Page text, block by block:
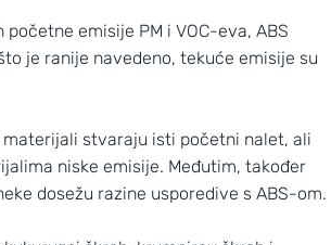
emisije PM i VOC-eva, ABS
je ranije navedeno, tekuće emisije su
materijali stvaraju isti početni nalet, ali
niske emisije. Međutim, također
dosežu razine usporedive s ABS-om.